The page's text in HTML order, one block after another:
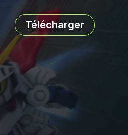
Télécharger